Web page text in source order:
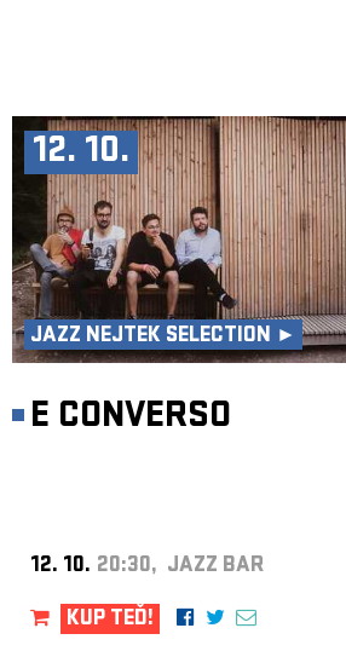
12. 10.
JAZZ NEJTEK SELECTION ►
E CONVERSO
12. 10. 20:30, JAZZ BAR
KUP TEĎ!